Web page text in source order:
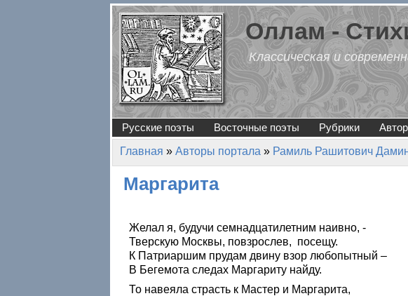
Перейти к основному содержанию
Оллам -
Классическая и
Русские поэты Восточные поэты Рубрики
Вы здесь
Главная » Авторы портала » Рамиль Рашитович
Маргарита
Желал я, будучи семнадцатилетним наивно, -
Тверскую Москвы, повзрослев, посещу.
К Патриаршим прудам двину взор любопытный –
В Бегемота следах Маргариту найду.
То навеяла страсть к Мастер и Маргарита,